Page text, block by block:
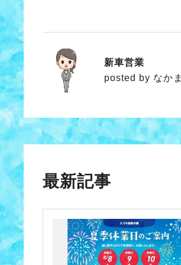
なかま
新車営業
posted by なかま
最新記事